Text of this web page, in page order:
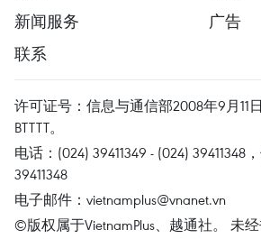
新闻服务
广告
联系
许可证号：信息与通信部2008年9月11
BTTTT。
电话：(024) 39411349 - (024) 39411348
39411348
电子邮件： vietnamplus@vnanet.vn
©版权属于VietnamPlus、越通社。 未